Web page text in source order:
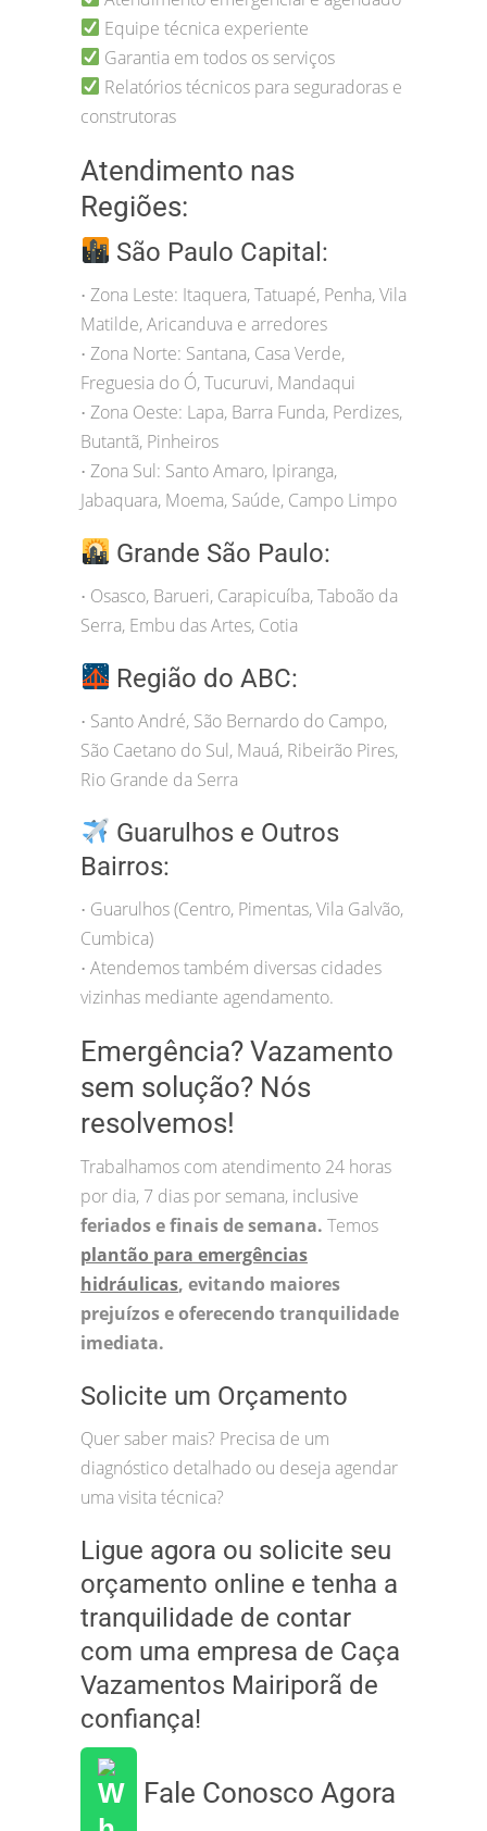
Equipe técnica experiente
Garantia em todos os serviços
Relatórios técnicos para seguradoras e
construtoras
Atendimento nas
Regiões:
São Paulo Capital:
• Zona Leste: Itaquera, Tatuapé, Penha, Vila
Matilde, Aricanduva e arredores
• Zona Norte: Santana, Casa Verde,
Freguesia do Ó, Tucuruvi, Mandaqui
• Zona Oeste: Lapa, Barra Funda, Perdizes,
Butantã, Pinheiros
• Zona Sul: Santo Amaro, Ipiranga,
Jabaquara, Moema, Saúde, Campo Limpo
Grande São Paulo:
• Osasco, Barueri, Carapicuíba, Taboão da
Serra, Embu das Artes, Cotia
Região do ABC:
• Santo André, São Bernardo do Campo,
São Caetano do Sul, Mauá, Ribeirão Pires,
Rio Grande da Serra
Guarulhos e Outros
Bairros:
• Guarulhos (Centro, Pimentas, Vila Galvão,
Cumbica)
• Atendemos também diversas cidades
vizinhas mediante agendamento.
Emergência? Vazamento
sem solução? Nós
resolvemos!
Trabalhamos com atendimento 24 horas
por dia, 7 dias por semana, inclusive
feriados e finais de semana. Temos
plantão para emergências
hidráulicas, evitando maiores
prejuízos e oferecendo tranquilidade
imediata.
Solicite um Orçamento
Quer saber mais? Precisa de um
diagnóstico detalhado ou deseja agendar
uma visita técnica?
Ligue agora ou solicite seu
orçamento online e tenha a
tranquilidade de contar
com uma empresa de Caça
Vazamentos Mairiporã de
confiança!
Fale Conosco Agora